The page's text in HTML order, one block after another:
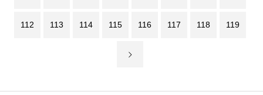
112 113 114 115 116 117 118 119